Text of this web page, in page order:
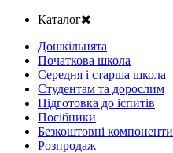
Каталог
Дошкільнята
Початкова школа
Середня і старша школа
Студентам та дорослим
Підготовка до іспитів
Посібники
Безкоштовні компоненти
Розпродаж